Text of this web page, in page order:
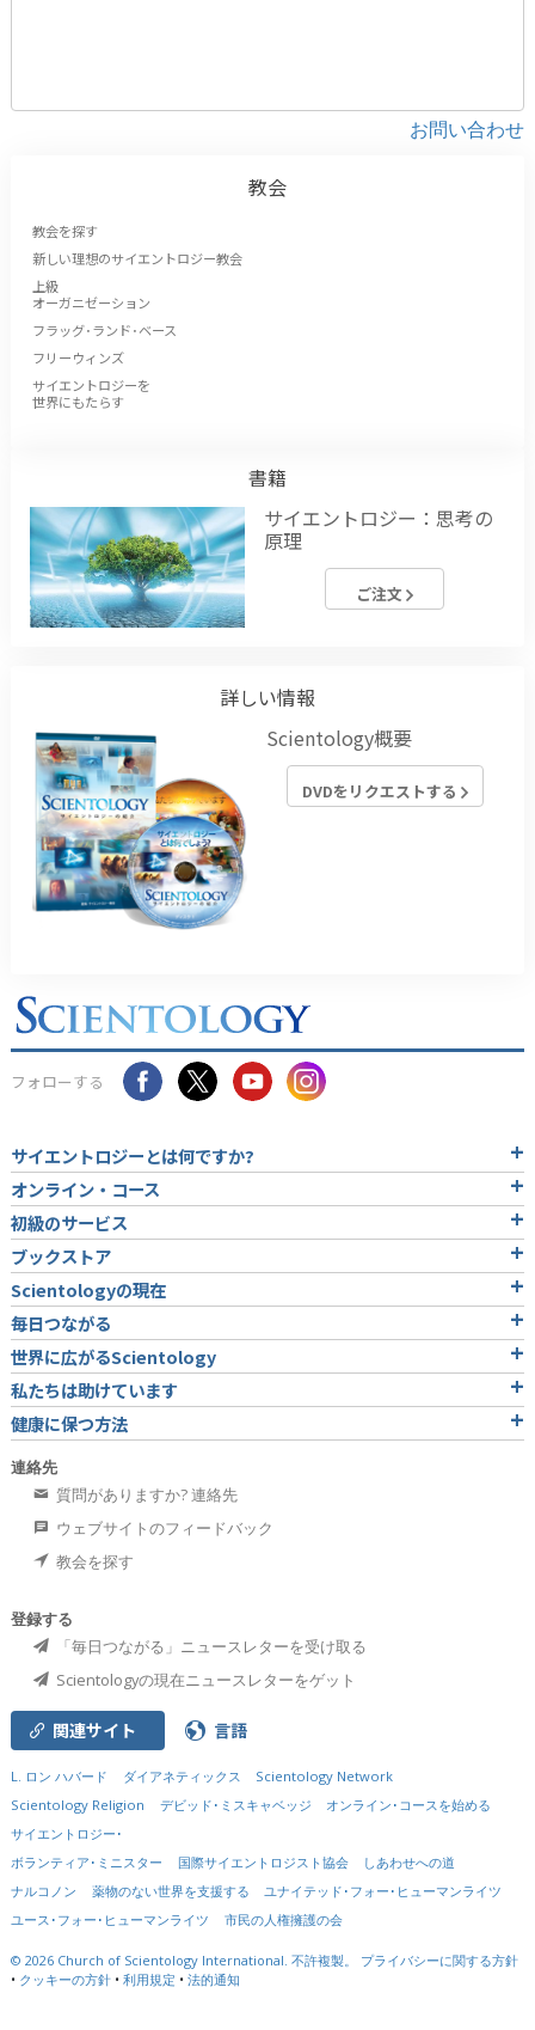
お問い合わせ
教会
教会を探す
新しい理想のサイエントロジー教会
上級
オーガニゼーション
フラッグ･ランド･ベース
フリーウィンズ
サイエントロジーを
世界にもたらす
書籍
サイエントロジー：思考の
原理
ご注文
詳しい情報
Scientology概要
DVDをリクエストする
フォローする
サイエントロジーとは何ですか?
オンライン・コース
初級のサービス
ブックストア
Scientologyの現在
毎日つながる
世界に広がるScientology
私たちは助けています
健康に保つ方法
連絡先
質問がありますか? 連絡先
ウェブサイトのフィードバック
教会を探す
登録する
「毎日つながる」ニュースレターを受け取る
Scientologyの現在ニュースレターをゲット
関連サイト 言語
L. ロン ハバード ダイアネティックス
Scientology Network
Scientology Religion
デビッド･ミスキャベッジ
オンライン･コースを始める
サイエントロジー･
ボランティア･ミニスター
国際サイエントロジスト協会
しあわせへの道
ナルコノン
薬物のない世界を支援する
ユナイテッド･フォー･ヒューマンライツ
ユース･フォー･ヒューマンライツ
市民の人権擁護の会
© 2026 Church of Scientology International. 不許複製。 プライバシーに関する方針
• クッキーの方針 • 利用規定 • 法的通知